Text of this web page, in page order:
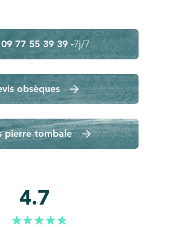
09 77 55 39 39 -7j/7
obsèques
pierre tombale
4.7